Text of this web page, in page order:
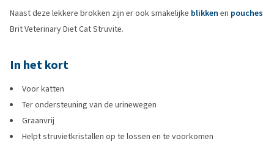
Naast deze lekkere brokken zijn er ook smakelijke blikken en pouches
Brit Veterinary Diet Cat Struvite.
In het kort
Voor katten
Ter ondersteuning van de urinewegen
Graanvrij
Helpt struvietkristallen op te lossen en te voorkomen